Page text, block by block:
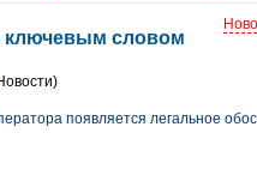
ключевым словом
появляется легальное